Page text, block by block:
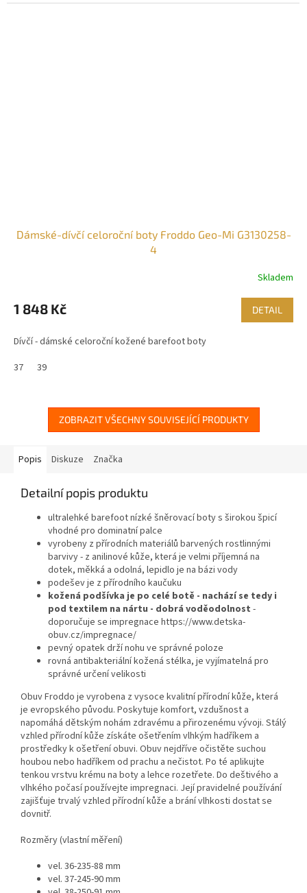
Dámské-dívčí celoroční boty Froddo Geo-Mi G3130258-
4
Skladem
1 848 Kč DETAIL
Dívčí - dámské celoroční kožené barefoot boty
37
39
ZOBRAZIT VŠECHNY SOUVISEJÍCÍ PRODUKTY
Popis Diskuze Značka
Detailní popis produktu
ultralehké barefoot nízké šněrovací boty s širokou špicí
vhodné pro dominatní palce
vyrobeny z přírodních materiálů barvených rostlinnými
barvivy - z anilinové kůže, která je velmi příjemná na
dotek, měkká a odolná, lepidlo je na bázi vody
podešev je z přírodního kaučuku
kožená podšívka je po celé botě - nachází se tedy i
pod textilem na nártu - dobrá voděodolnost -
doporučuje se impregnace https://www.detska-
obuv.cz/impregnace/
pevný opatek drží nohu ve správné poloze
rovná antibakteriální kožená stélka, je vyjímatelná pro
správné určení velikosti
Obuv Froddo je vyrobena z vysoce kvalitní přírodní kůže, která
je evropského původu. Poskytuje komfort, vzdušnost a
napomáhá dětským nohám zdravému a přirozenému vývoji. Stálý
vzhled přírodní kůže získáte ošetřením vlhkým hadříkem a
prostředky k ošetření obuvi. Obuv nejdříve očistěte suchou
houbou nebo hadříkem od prachu a nečistot. Po té aplikujte
tenkou vrstvu krému na boty a lehce rozetřete. Do deštivého a
vlhkého počasí používejte impregnaci. Její pravidelné používání
zajišťuje trvalý vzhled přírodní kůže a brání vlhkosti dostat se
dovnitř.
Rozměry (vlastní měření)
vel. 36-235-88 mm
vel. 37-245-90 mm